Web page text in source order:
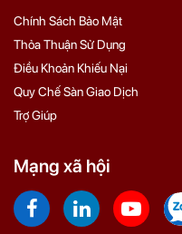
Chính Sách Bảo Mật
Thỏa Thuận Sử Dụng
Điều Khoản Khiếu Nại
Quy Chế Sàn Giao Dịch
Trợ Giúp
Mạng xã hội